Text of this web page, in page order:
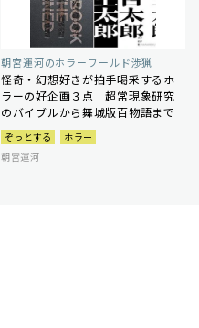
朝宮運河のホラーワールド渉猟
怪奇・幻想好きが拍手喝采するホ
ラーの好企画３点 超常現象研究
のバイブルから舞城版百物語まで
ぞっとする
ホラー
朝宮運河